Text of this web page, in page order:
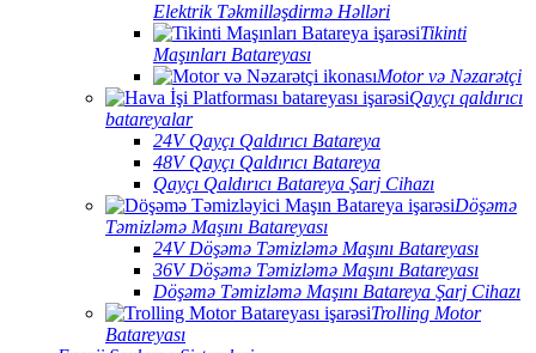
Elektrik Təkmilləşdirmə Həlləri
Tikinti
Maşınları Batareyası
Motor və Nəzarətçi
Qayçı qaldırıcı
batareyalar
24V Qayçı Qaldırıcı Batareya
48V Qayçı Qaldırıcı Batareya
Qayçı Qaldırıcı Batareya Şarj Cihazı
Döşəmə
Təmizləmə Maşını Batareyası
24V Döşəmə Təmizləmə Maşını Batareyası
36V Döşəmə Təmizləmə Maşını Batareyası
Döşəmə Təmizləmə Maşını Batareya Şarj Cihazı
Trolling Motor
Batareyası